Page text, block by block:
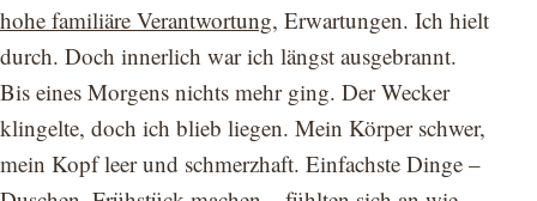
hohe familiäre Verantwortung, Erwartungen. Ich hielt
durch. Doch innerlich war ich längst ausgebrannt.
Bis eines Morgens nichts mehr ging. Der Wecker
klingelte, doch ich blieb liegen. Mein Körper schwer,
mein Kopf leer und schmerzhaft. Einfachste Dinge –